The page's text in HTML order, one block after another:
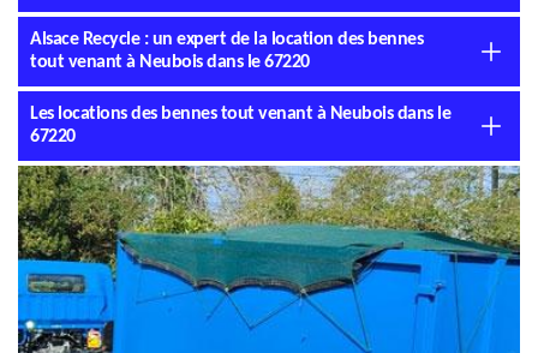
Alsace Recycle : un expert de la location des bennes
tout venant à Neubois dans le 67220
Les locations des bennes tout venant à Neubois dans le
67220